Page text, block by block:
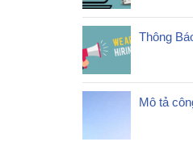
Thông
Mô tả